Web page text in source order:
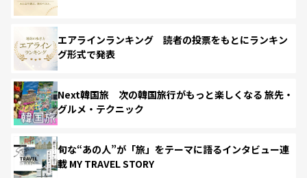
エアラインランキング 読者の投票をもとにランキン
グ形式で発表
Next韓国旅 次の韓国旅行がもっと楽しくなる 旅先・
グルメ・テクニック
旬な“あの人”が「旅」をテーマに語るインタビュー連
載 MY TRAVEL STORY